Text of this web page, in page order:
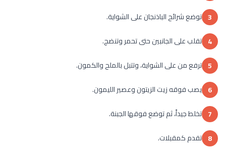
3 توضع شرائح الباذنجان على الشواية.
4 تقلب على الجانبين حتى تحمر وتنضج.
5 ترفع من على الشواية، وتتبل بالملح والكمون.
6 يصب فوقه زيت الزيتون وعصير الليمون.
7 تخلط جيداً، ثم توضع فوقها الجبنة.
8 تقدم كمقبلات.